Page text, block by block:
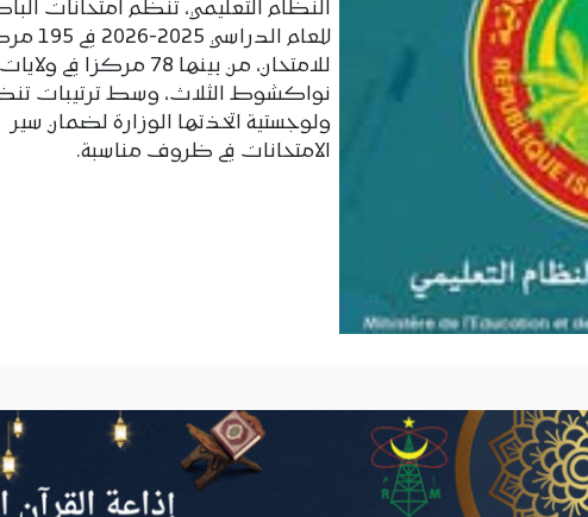
النظام التعليمي، تنظم امتحانات
للعام الدراسي
للامتحان، من بينها 78 مركزا في ولايات
نواكشوط الثلاث، وسط ترتيبات
ولوجستية اتخذتها الوزارة لضمان سير
الامتحانات في ظروف مناسبة.